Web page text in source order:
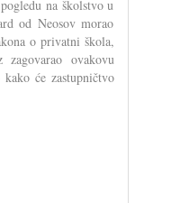
na školstvo u
od Neosov morao
o privatni škola,
zagovarao ovakovu
će zastupničtvo